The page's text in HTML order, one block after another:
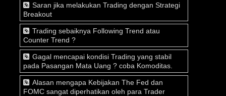
Saran jika melakukan Trading dengan Strategi
Breakout
Trading sebaiknya Following Trend atau
Counter Trend ?
Gagal mencapai kondisi Trading yang stabil
pada Pasangan Mata Uang ? coba Komoditas.
Alasan mengapa Kebijakan The Fed dan
FOMC sangat diperhatikan oleh para Trader